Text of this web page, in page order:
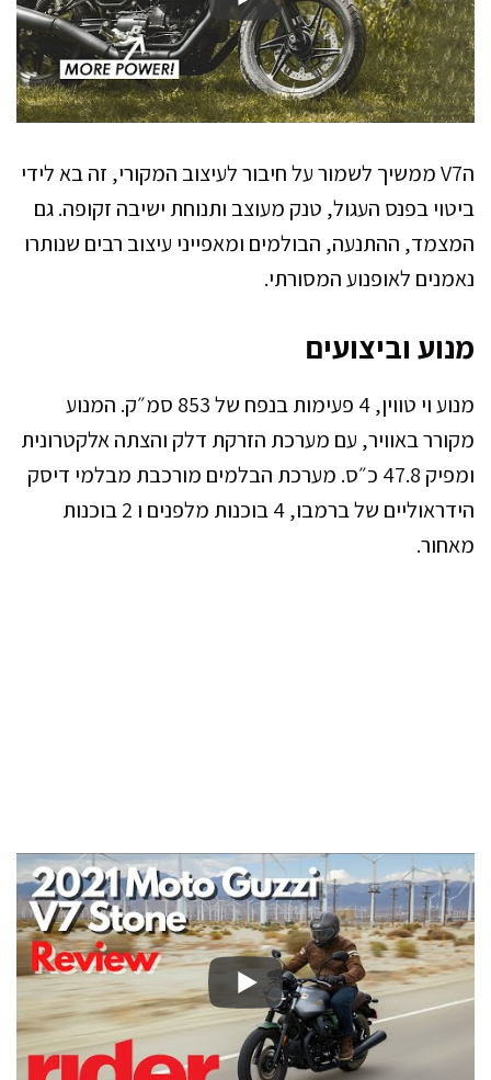
הV7 ממשיך לשמור על חיבור לעיצוב המקורי, זה בא לידי
ביטוי בפנס העגול, טנק מעוצב ותנוחת ישיבה זקופה. גם
המצמד, ההתנעה, הבולמים ומאפייני עיצוב רבים שנותרו
נאמנים לאופנוע המסורתי.
מנוע וביצועים
מנוע וי טווין, 4 פעימות בנפח של 853 סמ״ק. המנוע
מקורר באוויר, עם מערכת הזרקת דלק והצתה אלקטרונית
ומפיק 47.8 כ״ס. מערכת הבלמים מורכבת מבלמי דיסק
הידראוליים של ברמבו, 4 בוכנות מלפנים ו 2 בוכנות
מאחור.